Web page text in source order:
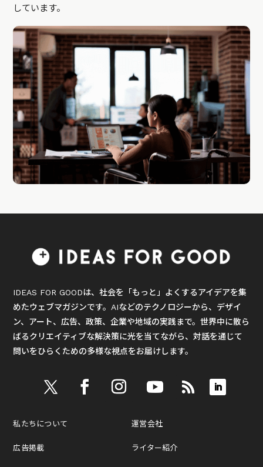
しています。
IDEAS FOR GOODは、社会を「もっと」よくするアイデアを集
めたウェブマガジンです。AIなどのテクノロジーから、デザイ
ン、アート、広告、政策、企業や地域の実践まで。世界中に散ら
ばるクリエイティブな解決策に光を当てながら、対話を通じて
問いをひらくための多様な視点をお届けします。
私たちについて
広告掲載
運営会社
ライター紹介